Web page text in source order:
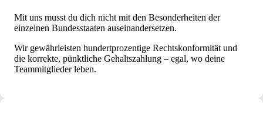
Mit uns musst du dich nicht mit den Besonderheiten der
einzelnen Bundesstaaten auseinandersetzen.
Wir gewährleisten hundertprozentige Rechtskonformität und
die korrekte, pünktliche Gehaltszahlung – egal, wo deine
Teammitglieder leben.